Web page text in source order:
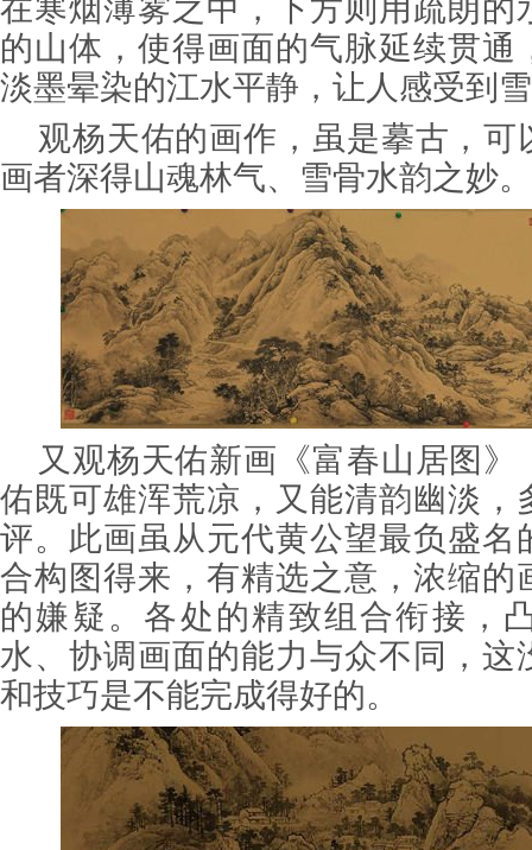
在寒烟薄雾之中，下方则用疏朗的
的山体，使得画面的气脉延续贯通
淡墨晕染的江水平静，让人感受到
观杨天佑的画作，虽是摹古，可
画者深得山魂林气、雪骨水韵之妙。
又观杨天佑新画《富春山居图
佑既可雄浑荒凉，又能清韵幽淡，
评。此画虽从元代黄公望最负盛名
合构图得来，有精选之意，浓缩的
的嫌疑。各处的精致组合衔接，
水、协调画面的能力与众不同，这
和技巧是不能完成得好的。